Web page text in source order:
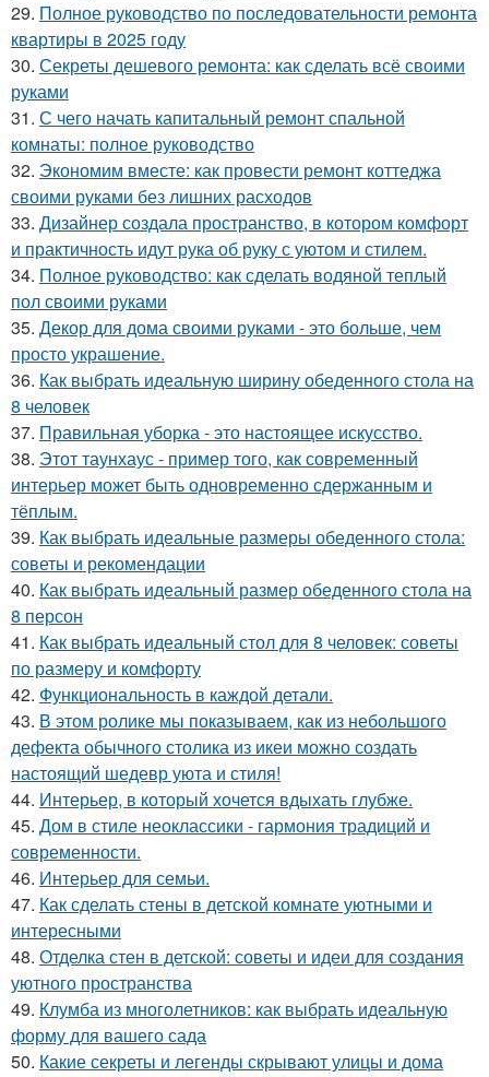
29. Полное руководство по последовательности ремонта
квартиры в 2025 году
30. Секреты дешевого ремонта: как сделать всё своими
руками
31. С чего начать капитальный ремонт спальной
комнаты: полное руководство
32. Экономим вместе: как провести ремонт коттеджа
своими руками без лишних расходов
33. Дизайнер создала пространство, в котором комфорт
и практичность идут рука об руку с уютом и стилем.
34. Полное руководство: как сделать водяной теплый
пол своими руками
35. Декор для дома своими руками - это больше, чем
просто украшение.
36. Как выбрать идеальную ширину обеденного стола на
8 человек
37. Правильная уборка - это настоящее искусство.
38. Этот таунхаус - пример того, как современный
интерьер может быть одновременно сдержанным и
тёплым.
39. Как выбрать идеальные размеры обеденного стола:
советы и рекомендации
40. Как выбрать идеальный размер обеденного стола на
8 персон
41. Как выбрать идеальный стол для 8 человек: советы
по размеру и комфорту
42. Функциональность в каждой детали.
43. В этом ролике мы показываем, как из небольшого
дефекта обычного столика из икеи можно создать
настоящий шедевр уюта и стиля!
44. Интерьер, в который хочется вдыхать глубже.
45. Дом в стиле неоклассики - гармония традиций и
современности.
46. Интерьер для семьи.
47. Как сделать стены в детской комнате уютными и
интересными
48. Отделка стен в детской: советы и идеи для создания
уютного пространства
49. Клумба из многолетников: как выбрать идеальную
форму для вашего сада
50. Какие секреты и легенды скрывают улицы и дома